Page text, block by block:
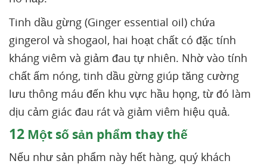
Tinh dầu gừng (Ginger essential oil) chứa
gingerol và shogaol, hai hoạt chất có đặc tính
kháng viêm và giảm đau tự nhiên. Nhờ vào tính
chất ấm nóng, tinh dầu gừng giúp tăng cường
lưu thông máu đến khu vực hầu họng, từ đó làm
dịu cảm giác đau rát và giảm viêm hiệu quả.
12 Một số sản phẩm thay thế
Nếu như sản phẩm này hết hàng, quý khách